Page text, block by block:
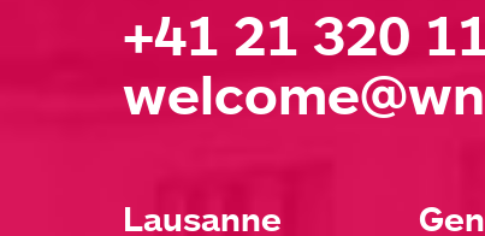
+41 21 320
Lausanne